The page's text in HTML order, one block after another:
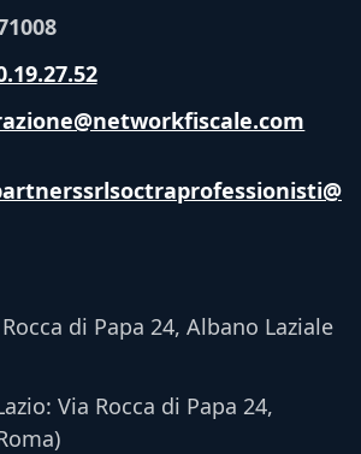
di Papa 24, Albano Laziale
Via Rocca di Papa 24,